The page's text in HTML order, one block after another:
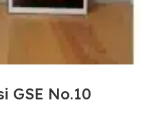
GSE No.10